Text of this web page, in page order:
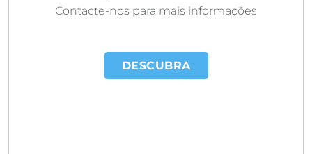
Contacte-nos para mais informações
DESCUBRA